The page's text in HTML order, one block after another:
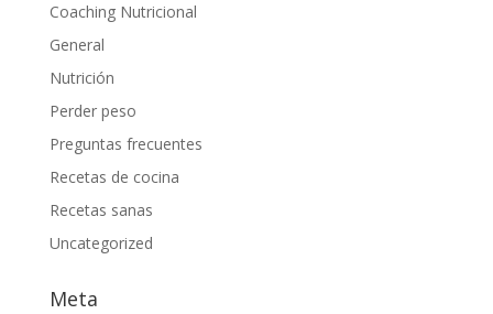
Coaching Nutricional
General
Nutrición
Perder peso
Preguntas frecuentes
Recetas de cocina
Recetas sanas
Uncategorized
Meta